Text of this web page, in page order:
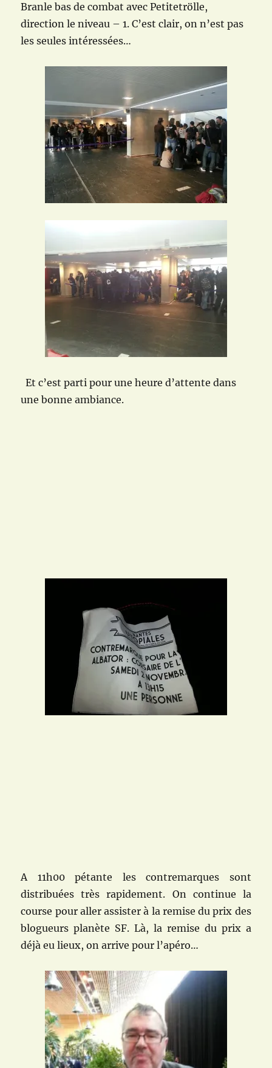
Branle bas de combat avec Petitetrölle,
direction le niveau – 1. C’est clair, on n’est pas
les seules intéressées…
Et c’est parti pour une heure d’attente dans
une bonne ambiance.
A 11h00 pétante les contremarques sont
distribuées très rapidement. On continue la
course pour aller assister à la remise du prix des
blogueurs planète SF. Là, la remise du prix a
déjà eu lieux, on arrive pour l’apéro…